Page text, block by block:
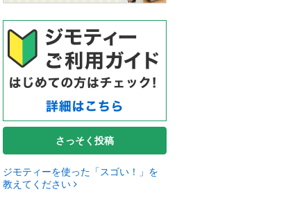
さっそく投稿
ジモティーを使った「スゴい！」を
教えてください